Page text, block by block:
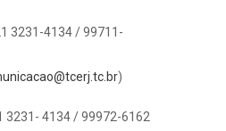
3231-4134 / 99711-
)
3231- 4134 / 99972-6162